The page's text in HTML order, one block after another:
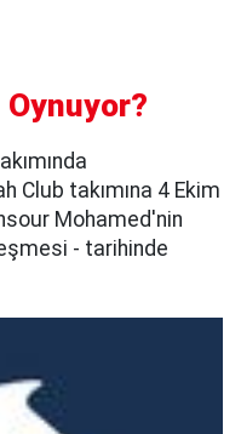
Oynuyor?
Club takımına 4 Ekim
Mohamed'nin
- tarihinde